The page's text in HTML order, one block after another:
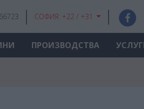
СОФИЯ: +22 / +31
ПРОИЗВОДСТВА